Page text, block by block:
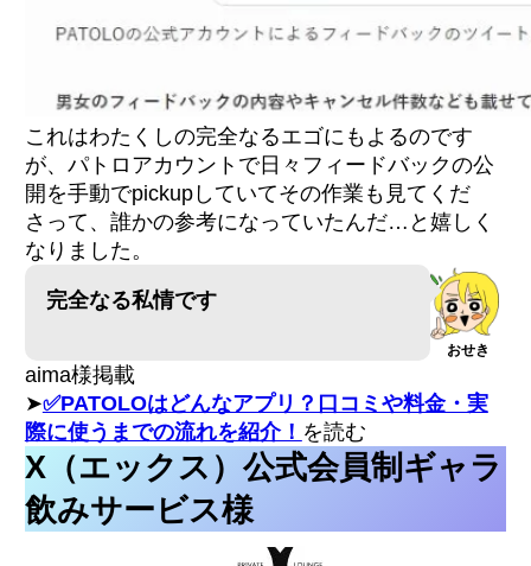
これはわたくしの完全なるエゴにもよるのです
が、パトロアカウントで日々フィードバックの公
開を手動でpickupしていてその作業も見てくだ
さって、誰かの参考になっていたんだ…と嬉しく
なりました。
おせき
完全なる私情です
aima様掲載
➤✅PATOLOはどんなアプリ？口コミや料金・実
際に使うまでの流れを紹介！ を読む
X（エックス）公式会員制ギャラ
飲みサービス様